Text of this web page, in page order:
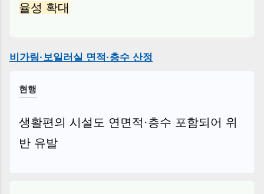
율성 확대
비가림·보일러실 면적·층수 산정
현행
생활편의 시설도 연면적·층수 포함되어 위
반 유발